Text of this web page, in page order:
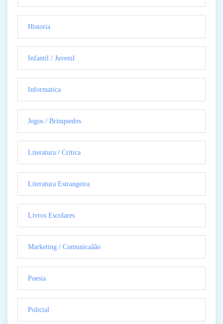
Historia
Infantil / Juvenil
Informatica
Jogos / Brinquedos
Literatura / Critica
Literatura Estrangeira
Livros Escolares
Marketing / Comunicaãão
Poesia
Policial